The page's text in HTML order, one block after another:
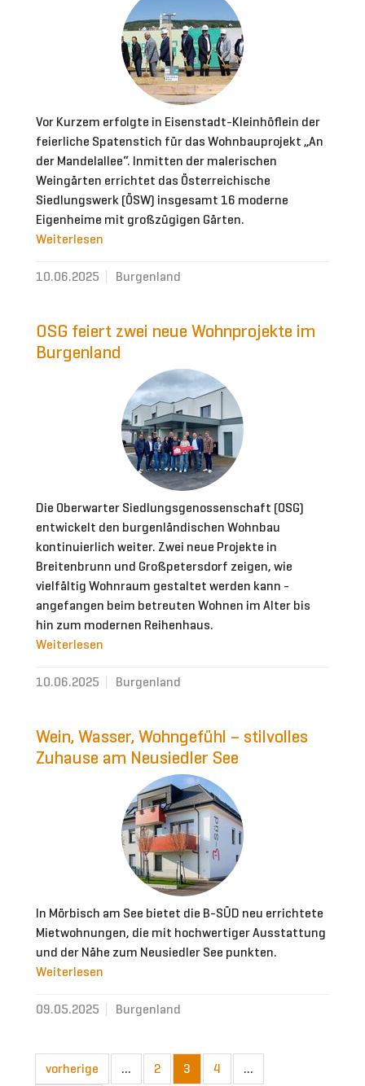
Vor Kurzem erfolgte in Eisenstadt-Kleinhöflein der
feierliche Spatenstich für das Wohnbauprojekt „An
der Mandelallee“. Inmitten der malerischen
Weingärten errichtet das Österreichische
Siedlungswerk (ÖSW) insgesamt 16 moderne
Eigenheime mit großzügigen Gärten.
Weiterlesen
10.06.2025 Burgenland
OSG feiert zwei neue Wohnprojekte im
Burgenland
Die Oberwarter Siedlungsgenossenschaft (OSG)
entwickelt den burgenländischen Wohnbau
kontinuierlich weiter. Zwei neue Projekte in
Breitenbrunn und Großpetersdorf zeigen, wie
vielfältig Wohnraum gestaltet werden kann -
angefangen beim betreuten Wohnen im Alter bis
hin zum modernen Reihenhaus.
Weiterlesen
10.06.2025 Burgenland
Wein, Wasser, Wohngefühl – stilvolles
Zuhause am Neusiedler See
In Mörbisch am See bietet die B-SÜD neu errichtete
Mietwohnungen, die mit hochwertiger Ausstattung
und der Nähe zum Neusiedler See punkten.
Weiterlesen
09.05.2025 Burgenland
vorherige … 2 3 4 …